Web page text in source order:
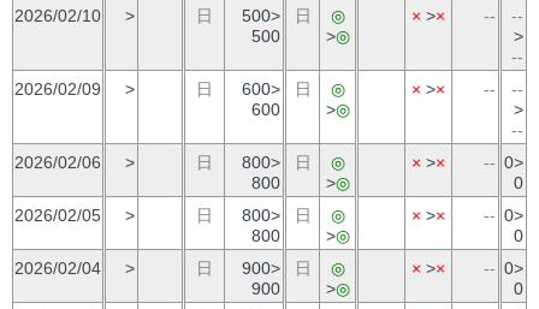
2026/02/10
> 日
500>
500
日
◎
>◎
× >× --
--
>
--
2026/02/09
> 日
600>
600
日
◎
>◎
× >× --
--
>
--
2026/02/06
> 日
800>
800
日
◎
>◎
× >× -- 0>
0
2026/02/05
> 日
800>
800
日
◎
>◎
× >× -- 0>
0
2026/02/04
> 日
900>
900
日
◎
>◎
× >× -- 0>
0